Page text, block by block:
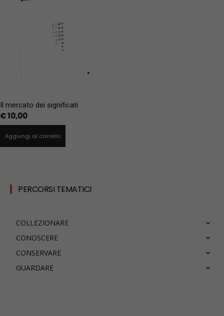
Il mercato dei significati
€10,00
Aggiungi al carrello
PERCORSI TEMATICI
COLLEZIONARE
CONOSCERE
CONSERVARE
GUARDARE